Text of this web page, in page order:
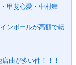
甲斐心愛・中村舞
ンボールが高額で転
曲が多い件！！！